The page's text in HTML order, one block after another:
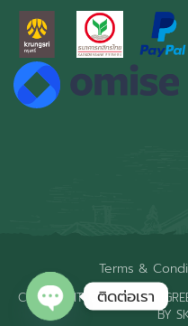
COPYRIGHT © 2026
BY
Terms &
ติดต่อเรา